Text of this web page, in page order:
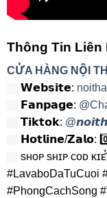
Thông Tin Liên
CỬA HÀNG NỘI
𝗪𝗲𝗯𝘀𝗶𝘁𝗲:
𝗙𝗮𝗻𝗽𝗮𝗴𝗲:
𝗧𝗶𝗸𝘁𝗼𝗸:
𝗛𝗼𝘁𝗹𝗶𝗻𝗲/𝗭𝗮𝗹𝗼:
sʜᴏᴘ sʜɪᴘ ᴄᴏᴅ
#LavaboDaTuCuoi
#PhongCachSong